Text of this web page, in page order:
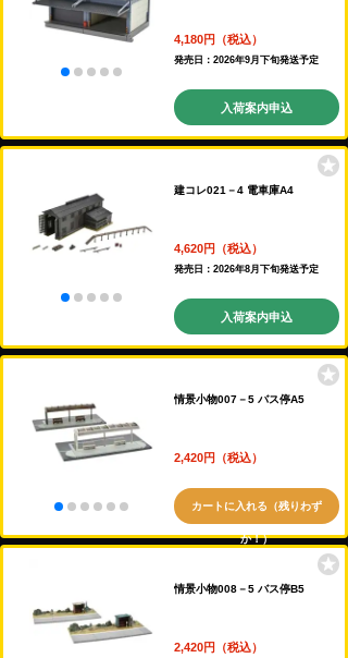
4,180円（税込）
発売日：2026年9月下旬発送予定
入荷案内申込
建コレ021－4 電車庫A4
4,620円（税込）
発売日：2026年8月下旬発送予定
入荷案内申込
情景小物007－5 バス停A5
2,420円（税込）
カートに入れる（残りわず
か！）
情景小物008－5 バス停B5
2,420円（税込）